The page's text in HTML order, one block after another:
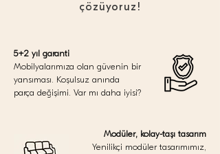
çözüyoruz!
5+2 yıl garanti
Mobilyalarımıza olan güvenin bir
yansıması. Koşulsuz anında
parça değişimi. Var mı daha iyisi?
Modüler, kolay-taşı tasarım
Yenilikçi modüler tasarımımız,